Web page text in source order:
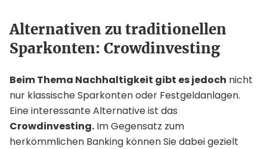
Alternativen zu traditionellen
Sparkonten: Crowdinvesting
Beim Thema Nachhaltigkeit gibt es jedoch nicht
nur klassische Sparkonten oder Festgeldanlagen.
Eine interessante Alternative ist das
Crowdinvesting. Im Gegensatz zum
herkömmlichen Banking können Sie dabei gezielt